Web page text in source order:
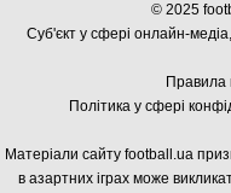
© 2025
Суб'єкт у сфері онлайн-медіа,
Правила
Політика у сфері
Матеріали сайту football.ua
в азартних іграх може